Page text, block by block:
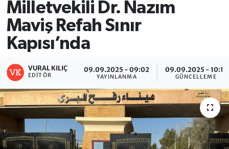
Milletvekili Dr. Nazım
Maviş Refah Sınır
Kapısı’nda
VURAL KILIÇ
EDITÖR
09.09.2025 - 09:02
YAYINLANMA
09.09.2025 - 10:11
GÜNCELLEME
Süper Lig Puan Durumu ve Fikstür
Tüm Manşetler
Son Dakika Haberleri
Haber Arşivi